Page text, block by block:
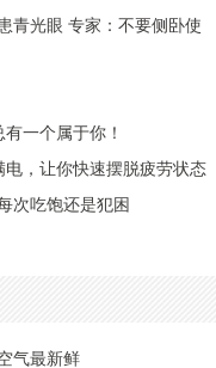
青光眼 专家：不要侧卧使
一个属于你！
，让你快速摆脱疲劳状态
次吃饱还是犯困
气最新鲜